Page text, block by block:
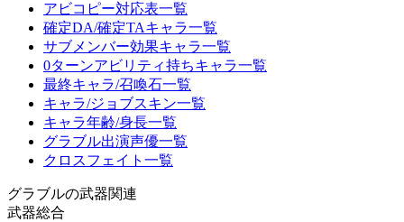
アビコピー対応表一覧
確定DA/確定TAキャラ一覧
サブメンバー効果キャラ一覧
0ターンアビリティ持ちキャラ一覧
最終キャラ/召喚石一覧
キャラ/ジョブスキン一覧
キャラ年齢/身長一覧
グラブル出演声優一覧
クロスフェイト一覧
グラブルの武器関連
武器総合